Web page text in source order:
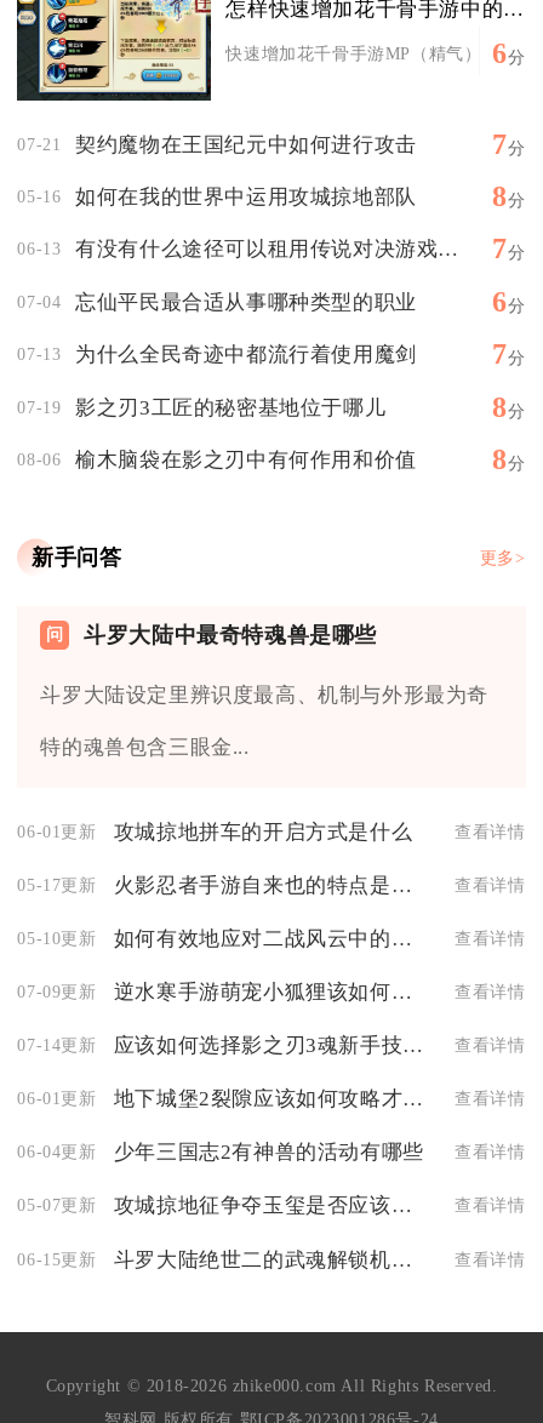
怎样快速增加花千骨手游中的mp
快速增加花千骨手游MP（精气）核心
6分
07-21 契约魔物在王国纪元中如何进行攻击 7分
05-16 如何在我的世界中运用攻城掠地部队 8分
06-13 有没有什么途径可以租用传说对决游戏的账号 7分
07-04 忘仙平民最合适从事哪种类型的职业 6分
07-13 为什么全民奇迹中都流行着使用魔剑 7分
07-19 影之刃3工匠的秘密基地位于哪儿 8分
08-06 榆木脑袋在影之刃中有何作用和价值 8分
新手问答 更多>
斗罗大陆中最奇特魂兽是哪些
斗罗大陆设定里辨识度最高、机制与外形最为奇
特的魂兽包含三眼金...
06-01更新 攻城掠地拼车的开启方式是什么 查看详情
05-17更新 火影忍者手游自来也的特点是什么 查看详情
05-10更新 如何有效地应对二战风云中的反叛军 查看详情
07-09更新 逆水寒手游萌宠小狐狸该如何获得 查看详情
07-14更新 应该如何选择影之刃3魂新手技能链搭配加点 查看详情
06-01更新 地下城堡2裂隙应该如何攻略才能获得更多利益 查看详情
06-04更新 少年三国志2有神兽的活动有哪些 查看详情
05-07更新 攻城掠地征争夺玉玺是否应该优先攻击守城将领 查看详情
06-15更新 斗罗大陆绝世二的武魂解锁机制是怎样的 查看详情
Copyright © 2018-2026 zhike000.com All Rights Reserved.